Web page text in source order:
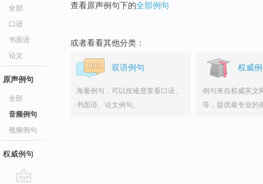
全部
口语
书面语
论文
原声例句
全部
音频例句
视频例句
权威例句
查看原声例句下的全部例句
或者看看其他分类：
双语例句
海量例句，可以按难度查看口语、
书面语、论文例句。
权威
例句来自权威英文
等，提供最专业的